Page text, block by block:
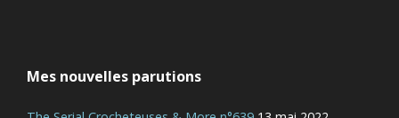
Mes nouvelles parutions